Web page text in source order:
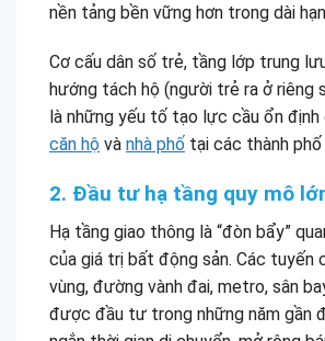
nền tảng bền vững hơn trong dài
Cơ cấu dân số trẻ, tầng lớp trung
hướng tách hộ (người trẻ ra ở riêng
là những yếu tố tạo lực cầu ổn định
căn hộ và nhà phố tại các thành phố
2. Đầu tư hạ tầng quy mô
Hạ tầng giao thông là “đòn bẩy”
của giá trị bất động sản. Các tuyến
vùng, đường vành đai, metro, sân
được đầu tư trong những năm gần